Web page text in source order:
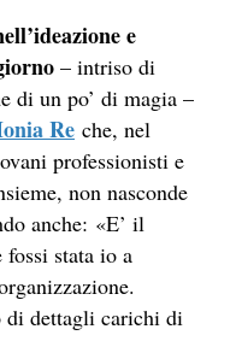
e
– intriso di
di un po’ di magia –
Re che, nel
professionisti e
non nasconde
anche: «E’ il
stata io a
di dettagli carichi di